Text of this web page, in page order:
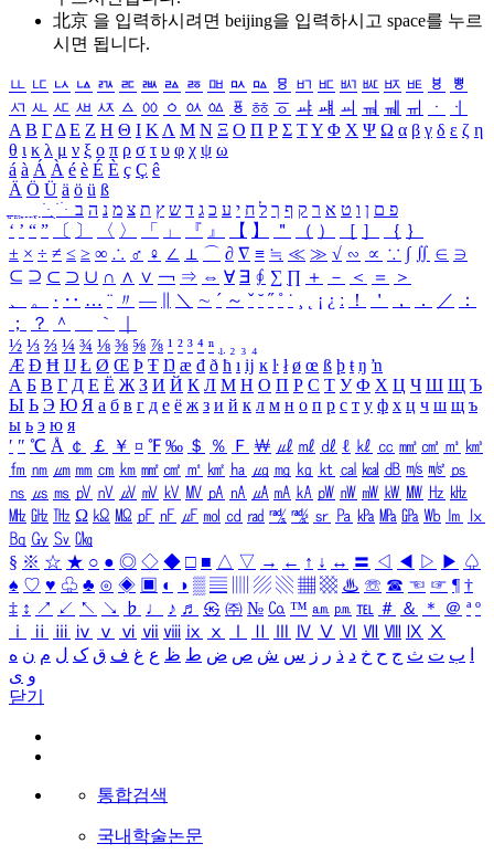
北京 을 입력하시려면 beijing을 입력하시고 space를 누르
시면 됩니다.
ㅥ ㅦ ㅧ ㅨ ㅩ ㅪ ㅫ ㅬ ㅭ ㅮ ㅯ ㅰ ㅱ ㅲ ㅳ ㅴ ㅵ ㅶ ㅷ ㅸ
ㅹ
ㅺ ㅻ ㅼ ㅽ ㅾ ㅿ ㆀ ㆁ ㆂ ㆃ ㆄ ㆅ ㆆ ㆇ ㆈ ㆉ ㆊ ㆋ ㆌ ㆍ
ㆎ
Α Β ΓΔ Ε Ζ Η Θ Ι ΚΛ Μ Ν Ξ Ο Π Ρ Σ ΤΥ Φ Χ Ψ Ω α β γ δ ε ζ η
θ ι κ λ μ ν ξ ο π ρ σ τ υ φ χ ψ ω
á à Á À é è É È ç Ç ê
Ä Ö Ü ä ö ü ß
ִֶֹ ֻּ ׁׂ פ ם ן ו ט א ר ק ף ך ל ח י ע כ ג ד ש ץ ת צ מ נ ה ב
‘ ’ “ ” 〔 〕 〈 〉 「 」 『 』 【 】 ＂ （ ） ［ ］ ｛ ｝
± × ÷ ≠ ≤ ≥ ∞ ∴ ♂ ♀ ∠ ⊥ ⌒ ∂ ∇ ≡ ≒ ≪ ≫ √ ∽ ∝ ∵ ∫ ∬ ∈ ∋
⊆ ⊇ ⊂ ⊃ ∪ ∩ ∧ ∨ ￢ ⇒ ⇔ ∀ ∃ ∮ ∑ ∏ ＋ － ＜ ＝
＞
、
。 · ‥ … ¨ 〃 ― ＼ ∼ ´ ～ ˇ ˘ ˝ ˚ ˙ ¸ ¡ ¿ ː ！ ＇ ， ． ／
：
；
？ ＾ ｀
½ ⅓ ⅔ ¼ ¾ ⅛ ⅜ ⅝ ⅞ ¹ ² ³ ⁴ ⁿ ₁ ₂ ₃ ₄
Æ Ð Ħ Ĳ Ł Ø Œ Þ Ŧ Ŋ æ đ ð ħ ı ĳ ĸ ŀ ł ø œ ß þ ŧ ŋ ŉ
А Б В Г Д Е Ё Ж З И Й К Л М Н О П Р С Т У Ф Х Ц Ч Ш Щ Ъ
Ы Ь Э Ю Я а б в г д е ё ж з и й к л м н о п р с т у ф х ц ч ш щ ъ
ы ь э ю я
′ ″ ℃ Å ￠ ￡ ￥ ¤ ℉ ‰ ＄ ％ Ｆ ￦ ㎕ ㎖ ㎗ ℓ ㎘ ㏄ ㎣ ㎤ ㎥ ㎦
㎙ ㎚ ㎛ ㎜ ㎝ ㎞ ㎟ ㎠ ㎡ ㎢ ㏊ ㎍ ㎎ ㎏ ㏏ ㎈ ㎉ ㏈ ㎧ ㎨ ㎰
㎱ ㎲ ㎳ ㎴ ㎵ ㎶ ㎷ ㎸ ㎹ ㎀ ㎁ ㎂ ㎃ ㎄ ㎺ ㎻ ㎽ ㎾ ㎿ ㎐ ㎑
㎒ ㎓ ㎔ Ω ㏀ ㏁ ㎊ ㎋ ㎌ ㏖ ㏅ ㎭ ㎮ ㎯ ㏛ ㎩ ㎪ ㎫ ㎬ ㏝ ㏐
㏓
㏃ ㏉ ㏜ ㏆
§ ※ ☆ ★ ○ ● ◎ ◇ ◆ □ ■ △ ▽ → ← ↑ ↓ ↔ 〓 ◁ ◀ ▷ ▶ ♤
♠ ♡ ♥ ♧ ♣ ⊙ ◈ ▣ ◐ ◑ ▒ ▤ ▨ ▧ ▦ ▩ ♨ ☏ ☎ ☜ ☞ ¶ †
‡ ↕ ↗ ↙ ↖ ↘ ♭ ♩ ♪ ♬ ㉿ ㈜ № ㏇ ™ ㏂ ㏘ ℡ ＃ ＆ ＊ ＠ ª º
ⅰ
ⅱ ⅲ ⅳ ⅴ ⅵ ⅶ ⅷ ⅸ ⅹ Ⅳ Ⅴ Ⅵ Ⅶ Ⅷ Ⅸ Ⅹ
ب ت ث ج ح خ د ذ ر ز س ش ص ض ط ظ ع غ ف ق ک ل م ن ه
و ی
닫기
통합검색
국내학술논문